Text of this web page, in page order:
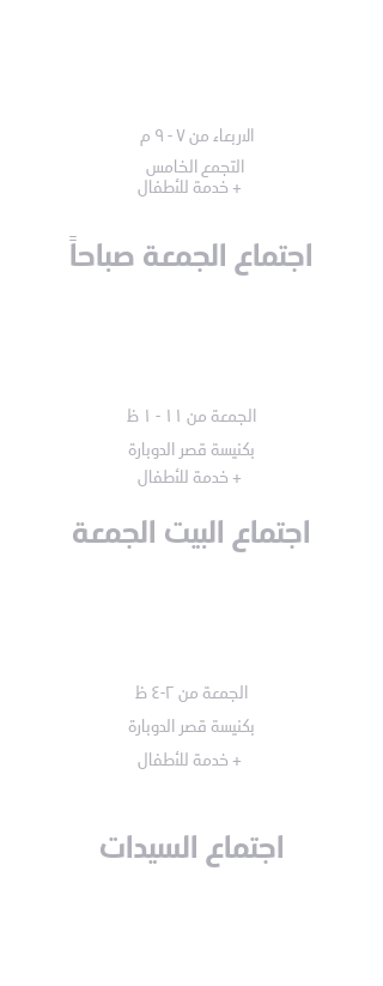
الاربعاء من ٧ - ٩ م
التجمع الخامس
+ خدمة للأطفال
اجتماع الجمعة صباحاً
+ خدمة للأطفال
الجمعة من ١١ - ١ ظ
بكنيسة قصر الدوبارة
الجمعة من ٢-٤ ظ
بكنيسة قصر الدوبارة
+ خدمة للأطفال
اجتماع البيت الجمعة
اجتماع السيدات